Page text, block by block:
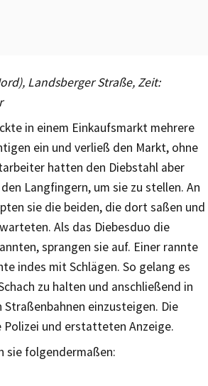
Landsberger Straße, Zeit:
in einem Einkaufsmarkt mehrere
ein und verließ den Markt, ohne
hatten den Diebstahl aber
Langfingern, um sie zu stellen. An
sie die beiden, die dort saßen und
Als das Diebesduo die
sprangen sie auf. Einer rannte
indes mit Schlägen. So gelang es
zu halten und anschließend in
einzusteigen. Die
und erstatteten Anzeige.
sie folgendermaßen: